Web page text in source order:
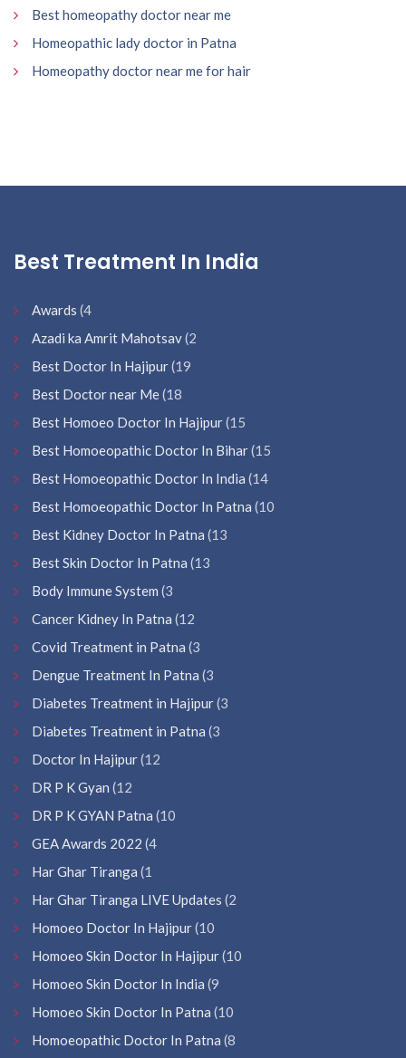
Best homeopathy doctor near me
Homeopathic lady doctor in Patna
Homeopathy doctor near me for hair
Best Treatment In India
Awards (4
Azadi ka Amrit Mahotsav(2
Best Doctor In Hajipur(19
Best Doctor near Me(18
Best Homoeo Doctor In Hajipur(15
Best Homoeopathic Doctor In Bihar(15
Best Homoeopathic Doctor In India (14
Best Homoeopathic Doctor In Patna (10
Best Kidney Doctor In Patna (13
Best Skin Doctor In Patna (13
Body Immune System (3
Cancer Kidney In Patna (12
Covid Treatment in Patna (3
Dengue Treatment In Patna (3
Diabetes Treatment in Hajipur(3
Diabetes Treatment in Patna (3
Doctor In Hajipur(12
DR P K Gyan (12
DR P K GYAN Patna (10
GEA Awards 2022 (4
Har Ghar Tiranga (1
Har Ghar Tiranga LIVE Updates (2
Homoeo Doctor In Hajipur(10
Homoeo Skin Doctor In Hajipur(10
Homoeo Skin Doctor In India (9
Homoeo Skin Doctor In Patna (10
Homoeopathic Doctor In Patna (8